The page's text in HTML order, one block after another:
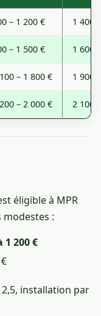
– 1 200 € 1 400
– 1 500 € 1 600
– 1 800 € 1 900
– 2 000 € 2 100
éligible à MPR
:
1 200 €
installation par